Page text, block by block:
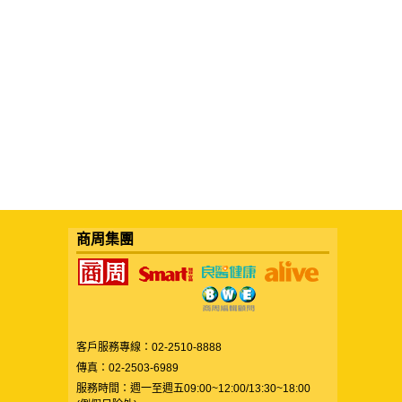
商周集團
客戶服務專線：02-2510-8888
傳真：02-2503-6989
服務時間：週一至週五09:00~12:00/13:30~18:00